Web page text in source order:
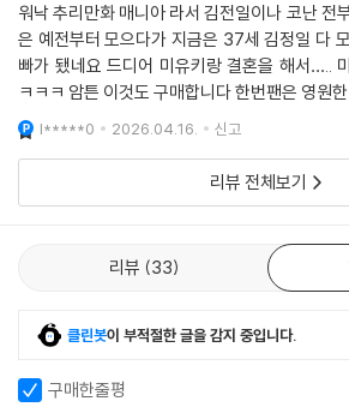
워낙 추리만화 매니아 라서 김전일이나 코난 전
은 예전부터 모으다가 지금은 37세 김정일 다
빠가 됐네요 드디어 미유키랑 결혼을 해서…..
ㅋㅋㅋ 암튼 이것도 구매합니다 한번팬은 영원
l*****0 2026.04.16. 신고
리뷰 전체보기
리뷰 33
클린봇이 부적절한 글을 감지 중입니다.
구매한줄평